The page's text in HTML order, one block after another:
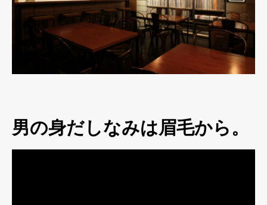
男の身だしなみは眉毛から。